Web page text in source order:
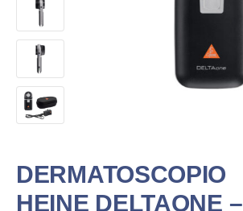
DERMATOSCOPIO
HEINE DELTAONE –